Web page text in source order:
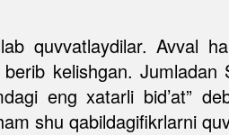
quvvatlaydilar. Avval
kelishgan.
eng xatarli bid’at”
shu qabildagifikrlarni